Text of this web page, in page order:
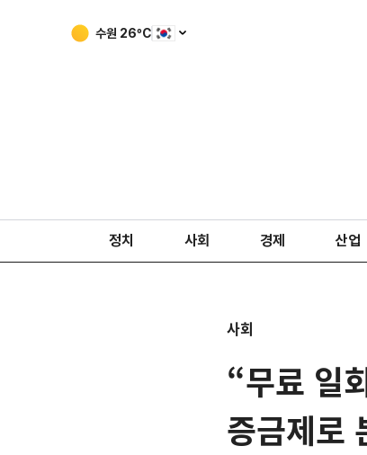
수원 26ºC
정치 사회 경제 산업
사회
“무료 일
증금제로